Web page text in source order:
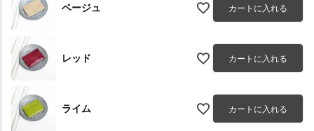
ベージュ カートに入れる
レッド カートに入れる
ライム カートに入れる